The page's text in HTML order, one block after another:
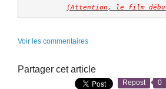
(Attention, le film
Voir les commentaires
Partager cet article
Repost 0